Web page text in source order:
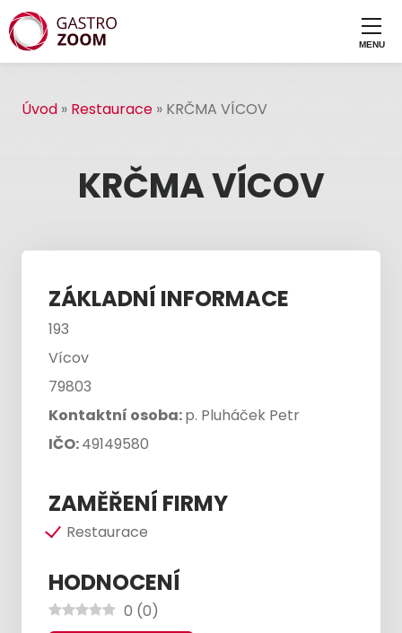
Úvod » Restaurace » KRČMA VÍCOV
KRČMA VÍCOV
ZÁKLADNÍ INFORMACE
193
Vícov
79803
Kontaktní osoba:p. Pluháček Petr
IČO:49149580
ZAMĚŘENÍ FIRMY
Restaurace
HODNOCENÍ
0 (0)